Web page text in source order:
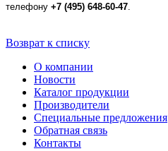
телефону +7 (495) 648-60-47
Возврат к списку
О компании
Новости
Каталог продукции
Производители
Специальные предложения
Обратная связь
Контакты